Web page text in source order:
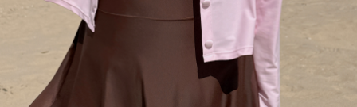
인플루언서 pick! 익스클루시브
아우터
티셔츠